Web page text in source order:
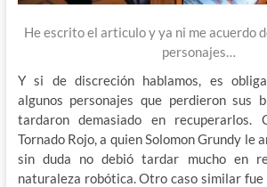
He escrito el articulo y ya ni me acuerdo
personajes…
Y si de discreción hablamos, es
algunos personajes que perdieron sus
tardaron demasiado en recuperarlos.
Tornado Rojo, a quien Solomon Grundy le
sin duda no debió tardar mucho en
naturaleza robótica. Otro caso similar fue